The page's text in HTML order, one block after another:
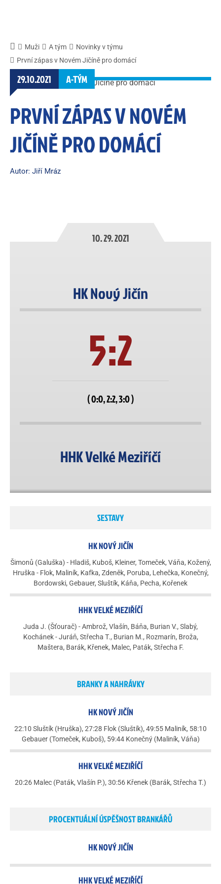
Muži A tým
Novinky v týmu
První zápas v Novém Jičíně pro domácí
29.10.2021 A-TÝM
PRVNÍ ZÁPAS V NOVÉM
JIČÍNĚ PRO DOMÁCÍ
Autor: Jiří Mráz
10. 29. 2021
HK Nový Jičín
5:2
( 0:0, 2:2, 3:0 )
HHK Velké Meziříčí
SESTAVY
HK NOVÝ JIČÍN
Šimonů (Galuška) - Hladiš, Kuboš, Kleiner, Tomeček, Váňa, Kožený,
Hruška - Flok, Maliník, Kafka, Zdeněk, Poruba, Lehečka, Konečný,
Bordowski, Gebauer, Sluštík, Káňa, Pecha, Kořenek
HHK VELKÉ MEZIŘÍČÍ
Juda J. (Šťourač) - Ambrož, Vlašín, Báňa, Burian V., Slabý,
Kochánek - Juráň, Střecha T., Burian M., Rozmarín, Broža,
Maštera, Barák, Křenek, Malec, Paták, Střecha F.
BRANKY A NAHRÁVKY
HK NOVÝ JIČÍN
22:10 Sluštík (Hruška), 27:28 Flok (Sluštík), 49:55 Maliník, 58:10
Gebauer (Tomeček, Kuboš), 59:44 Konečný (Maliník, Váňa)
HHK VELKÉ MEZIŘÍČÍ
20:26 Malec (Paták, Vlašín P.), 30:56 Křenek (Barák, Střecha T.)
PROCENTUÁLNÍ ÚSPĚŠNOST BRANKÁŘŮ
HK NOVÝ JIČÍN
HHK VELKÉ MEZIŘÍČÍ